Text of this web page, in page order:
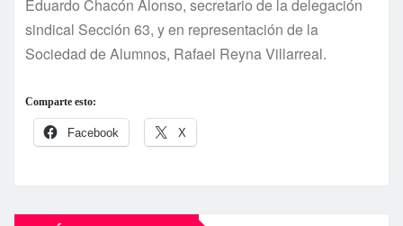
Eduardo Chacón Alonso, secretario de la delegación
sindical Sección 63, y en representación de la
Sociedad de Alumnos, Rafael Reyna Villarreal.
Comparte esto:
Facebook X